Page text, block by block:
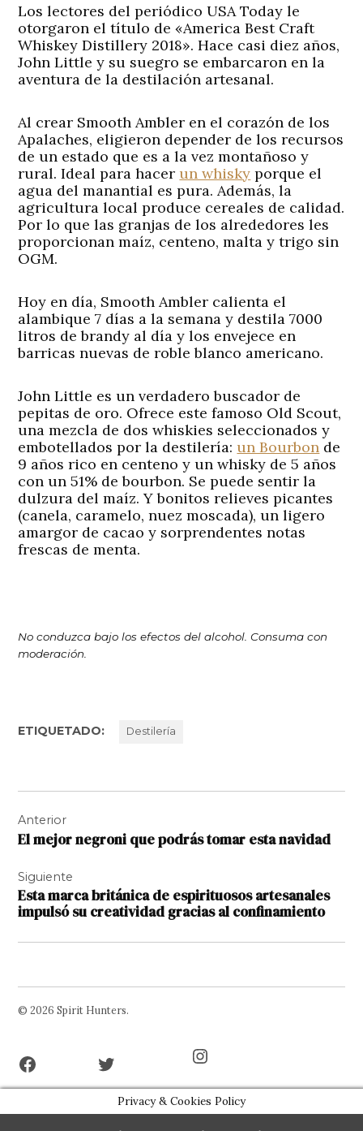
Los lectores del periódico USA Today le
otorgaron el título de «America Best Craft
Whiskey Distillery 2018». Hace casi diez años,
John Little y su suegro se embarcaron en la
aventura de la destilación artesanal.
Al crear Smooth Ambler en el corazón de los
Apalaches, eligieron depender de los recursos
de un estado que es a la vez montañoso y
rural. Ideal para hacerun whisky porque el
agua del manantial es pura. Además, la
agricultura local produce cereales de calidad.
Por lo que las granjas de los alrededores les
proporcionan maíz, centeno, malta y trigo sin
OGM.
Hoy en día, Smooth Ambler calienta el
alambique 7 días a la semana y destila 7000
litros de brandy al día y los envejece en
barricas nuevas de roble blanco americano.
John Little es un verdadero buscador de
pepitas de oro. Ofrece este famoso Old Scout,
una mezcla de dos whiskies seleccionados y
embotellados por la destilería:un Bourbon de
9 años rico en centeno y un whisky de 5 años
con un 51% de bourbon. Se puede sentir la
dulzura del maíz. Y bonitos relieves picantes
(canela, caramelo, nuez moscada), un ligero
amargor de cacao y sorprendentes notas
frescas de menta.
No conduzca bajo los efectos del alcohol. Consuma con
moderación.
ETIQUETADO: Destilería
de
entradas
Anterior
El mejor negroni que podrás tomar esta navidad
Siguiente
Esta marca británica de espirituosos artesanales
impulsó su creatividad gracias al confinamiento
© 2026 Spirit Hunters.
Privacy & Cookies Policy